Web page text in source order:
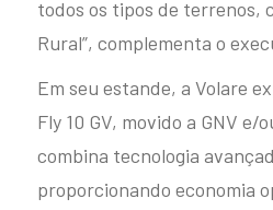
todos os tipos de terrenos,
Rural”, complementa o
Em seu estande, a Volare
Fly 10 GV, movido a GNV e/
combina tecnologia
proporcionando economia